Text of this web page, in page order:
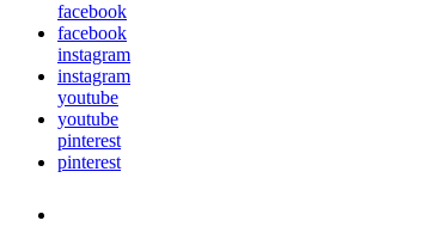
facebook
facebook
instagram
instagram
youtube
youtube
pinterest
pinterest